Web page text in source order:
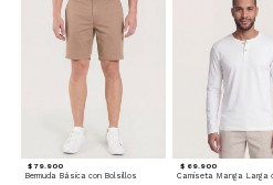
$ 79.900
Bermuda Básica con Bolsillos
$ 69.900